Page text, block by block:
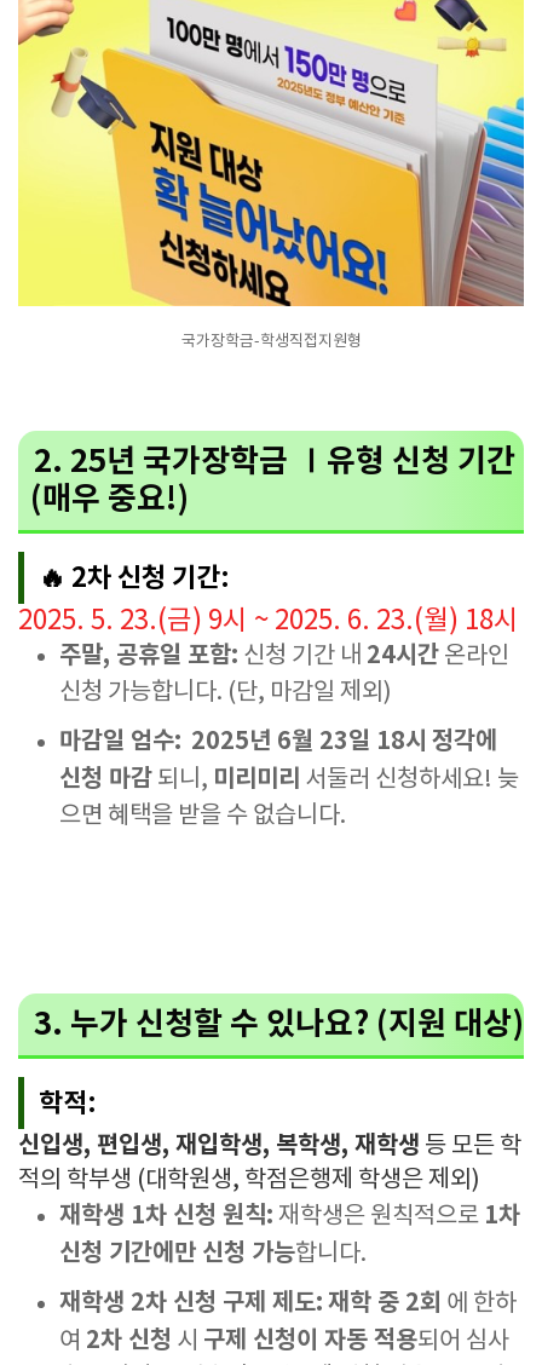
국가장학금-학생직접지원형
2. 25년 국가장학금 Ⅰ유형 신청 기간
(매우 중요!)
🔥 2차 신청 기간:
2025. 5. 23.(금) 9시 ~ 2025. 6. 23.(월) 18시
주말, 공휴일 포함: 신청 기간 내 24시간 온라인
신청 가능합니다. (단, 마감일 제외)
마감일 엄수: 2025년 6월 23일 18시 정각에
신청 마감 되니, 미리미리 서둘러 신청하세요! 늦
으면 혜택을 받을 수 없습니다.
3. 누가 신청할 수 있나요? (지원 대상)
학적:
신입생, 편입생, 재입학생, 복학생, 재학생 등 모든 학
적의 학부생 (대학원생, 학점은행제 학생은 제외)
재학생 1차 신청 원칙: 재학생은 원칙적으로 1차
신청 기간에만 신청 가능합니다.
재학생 2차 신청 구제 제도: 재학 중 2회 에 한하
여 2차 신청 시 구제 신청이 자동 적용되어 심사